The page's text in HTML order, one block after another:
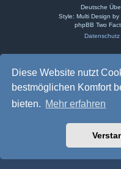
Diese Website nutzt
bestmöglichen Komfort
bieten. Mehr erfahren
Deutsche
Style: Multi Design by
phpBB Two
Datenschutz